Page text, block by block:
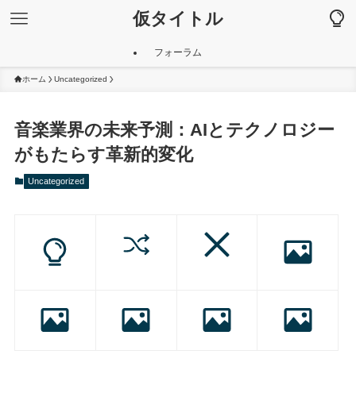
仮タイトル
フォーラム
ホーム Uncategorized
音楽業界の未来予測：AIとテクノロジー
がもたらす革新的変化
Uncategorized